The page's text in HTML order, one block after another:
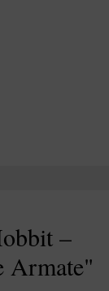
–
Armate"